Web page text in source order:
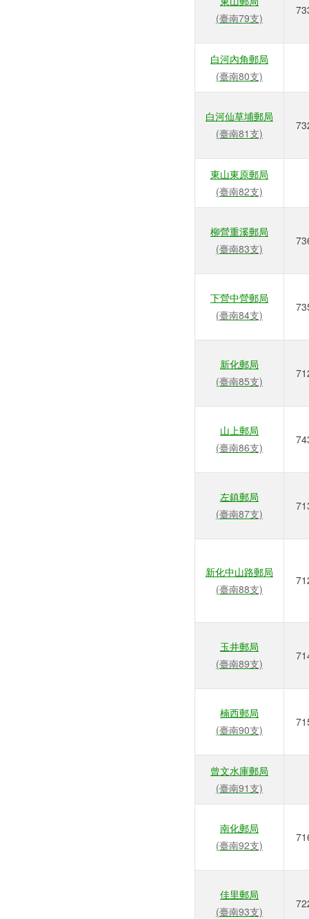
(臺南79支)
白河內角郵局
(臺南80支)
白河仙草埔郵局
(臺南81支)
東山東原郵局
(臺南82支)
柳營重溪郵局
(臺南83支)
下營中營郵局
(臺南84支)
新化郵局
(臺南85支)
山上郵局
(臺南86支)
左鎮郵局
(臺南87支)
新化中山路郵局
(臺南88支)
玉井郵局
(臺南89支)
楠西郵局
(臺南90支)
曾文水庫郵局
(臺南91支)
南化郵局
(臺南92支)
佳里郵局
(臺南93支)